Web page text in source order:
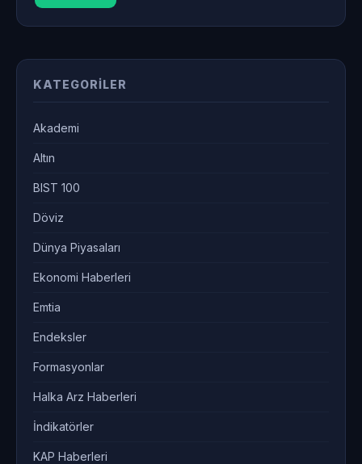
KATEGORILER
Akademi
Altın
BIST 100
Döviz
Dünya Piyasaları
Ekonomi Haberleri
Emtia
Endeksler
Formasyonlar
Halka Arz Haberleri
İndikatörler
KAP Haberleri